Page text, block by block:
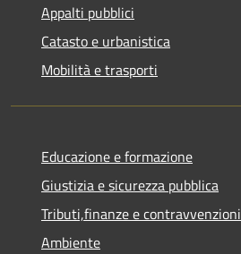
Appalti pubblici
Catasto e urbanistica
Mobilità e trasporti
Educazione e formazione
Giustizia e sicurezza pubblica
Tributi,finanze e contravvenzioni
Ambiente